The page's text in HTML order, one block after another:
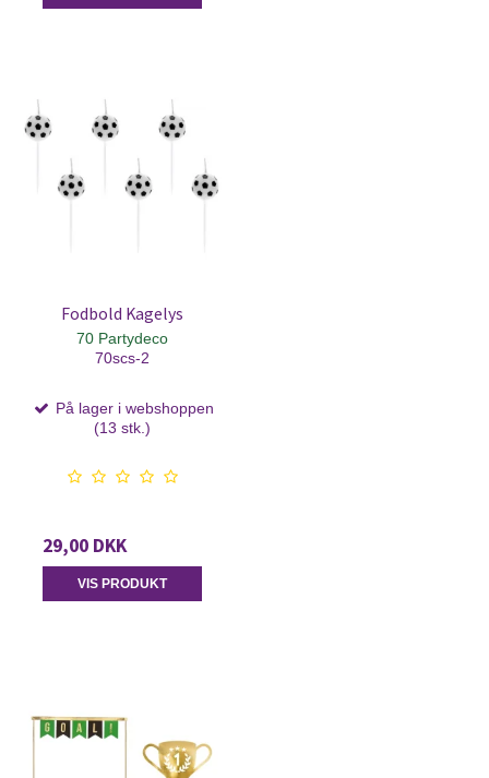
Fodbold Kagelys
70 Partydeco
70scs-2
På lager i webshoppen
(13 stk.)
29,00 DKK
VIS PRODUKT